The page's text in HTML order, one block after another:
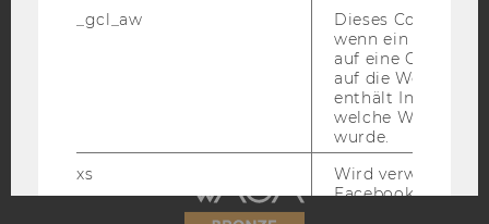
DATENSCHUTZERKLÄRUNG
DATENSCHUTZERKLÄRUNG SOCIAL MEDIA
DATENSCHUTZERKLÄRUNG
STUDIENBEWERBER*INNEN UND STUDIERENDE
COOKIE EINSTELLUNGEN
Barrierefreiheitserklärung
Webseite
_gcl_aw
Dieses Cookie
wenn ein User
auf eine Google
auf die Website
enthält
welche
wurde.
xs
Wird verwendet,
Facebook-Sitzung